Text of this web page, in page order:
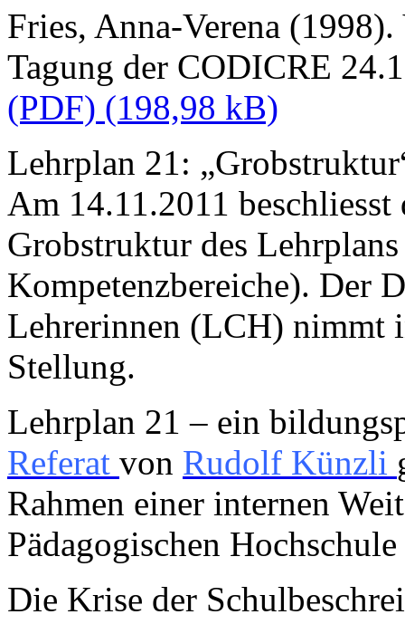
Fries, Anna-Verena
Tagung der CODICRE
(PDF)
Lehrplan 21:
Am 14.11.2011
Grobstruktur des
Kompetenzbereiche). Der
Lehrerinnen (LCH) nimmt
Stellung.
Lehrplan 21 – ein
Referat von Rudolf Künzli
Rahmen einer internen
Pädagogischen
Die Krise der